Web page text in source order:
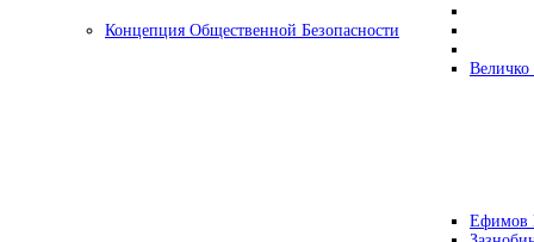
Концепция Общественной Безопасности
Ефимов